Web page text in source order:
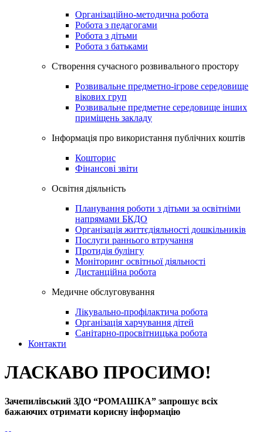
Організаційно-методична робота
Робота з педагогами
Робота з дітьми
Робота з батьками
Створення сучасного розвивального простору
Розвивальне предметно-ігрове середовище
вікових груп
Розвивальне предметне середовище інших
приміщень закладу
Інформація про використання публічних коштів
Кошторис
Фінансові звіти
Освiтня дiяльнiсть
Планування роботи з дітьми за освітніми
напрямами БКДО
Організація життєдіяльності дошкільників
Послуги раннього втручання
Протидія булінгу
Моніторинг освітньої діяльності
Дистанційна робота
Медичне обслуговування
Лікувально-профілактича робота
Організація харчування дітей
Санітарно-просвітницька робота
Контакти
ЛАСКАВО ПРОСИМО!
Зачепилівський ЗДО “РОМАШКА” запрошує всіх
бажаючих отримати корисну інформацію